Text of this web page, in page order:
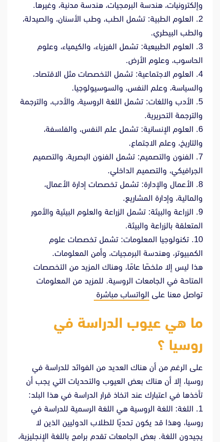
وإلكترونيات، هندسة البرمجيات، هندسة مدنية، وغيرها.
2. العلوم الطبية: تشمل الطب، وطب الأسنان، والصيدلة،
والطب البيطري.
3. العلوم الطبيعية: تشمل الفيزياء، والكيمياء، وعلوم
الحاسوب، وعلوم الأرض.
4. العلوم الاجتماعية: تشمل التخصصات مثل الاقتصاد،
والسياسة، وعلم النفس، والسوسيولوجيا.
5. الأدب واللغات: تشمل اللغة الروسية، والأدب، والترجمة
والترجمة التحريرية.
6. العلوم الإنسانية: تشمل علم النفس، والفلسفة،
والتاريخ، وعلم الاجتماع.
7. الفنون والتصميم: تشمل الفنون البصرية، والتصميم
الجرافيكي، والتصميم الداخلي.
8. الأعمال والإدارة: تشمل تخصصات إدارة الأعمال،
والمالية، وإدارة المشاريع.
9. الزراعة والبيئة: تشمل الزراعة والعلوم البيئية والأمور
المتعلقة بالزراعة والبيئة.
10. تكنولوجيا المعلومات: تشمل تخصصات علوم
الكمبيوتر، وهندسة البرمجيات، وأمن المعلومات.
هذا ليس إلا ملخصًا عامًا، وهناك المزيد من التخصصات
المتاحة في الجامعات الروسية. للمزيد من المعلومات
تواصل معنا على الواتساب مباشرة
ما هي عيوب الدراسة في
روسيا ؟
على الرغم من أن هناك العديد من الفوائد للدراسة في
روسيا، إلا أن هناك بعض العيوب والتحديات التي يجب أن
تأخذها في اعتبارك عند اتخاذ قرار الدراسة في هذا البلد:
1. اللغة: اللغة الروسية هي اللغة الرسمية للدراسة في
روسيا، وهذا قد يكون تحديًا للطلاب الدوليين الذين لا
يجيدون اللغة. بعض الجامعات تقدم برامج باللغة الإنجليزية،